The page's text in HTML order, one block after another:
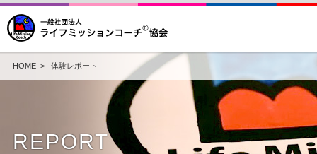
HOME> 体験レポート
REPORT